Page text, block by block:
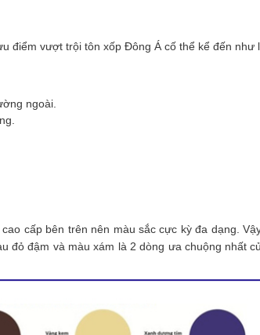
điểm vượt trội tôn xốp Đông Á cố thể kể đến như
ngoài.
cấp bên trên nên màu sắc cực kỳ đa dạng.
đậm và màu xám là 2 dòng ưa chuộng nhất